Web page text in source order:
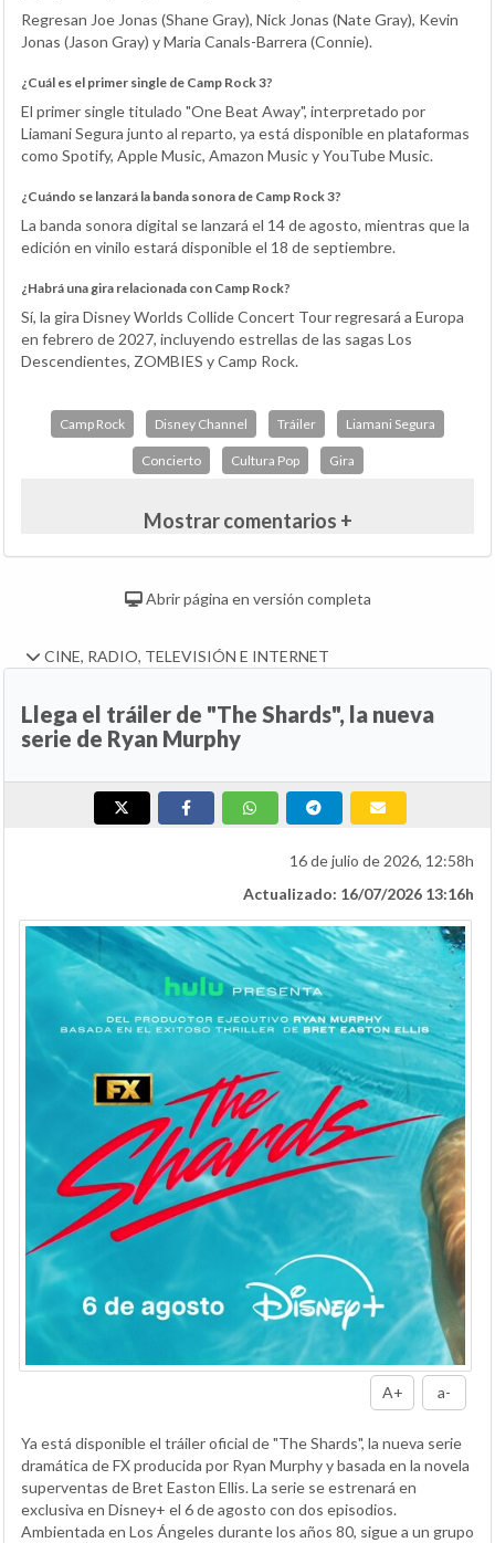
Regresan Joe Jonas (Shane Gray), Nick Jonas (Nate Gray), Kevin
Jonas (Jason Gray) y Maria Canals-Barrera (Connie).
¿Cuál es el primer single de Camp Rock 3?
El primer single titulado "One Beat Away", interpretado por
Liamani Segura junto al reparto, ya está disponible en plataformas
como Spotify, Apple Music, Amazon Music y YouTube Music.
¿Cuándo se lanzará la banda sonora de Camp Rock 3?
La banda sonora digital se lanzará el 14 de agosto, mientras que la
edición en vinilo estará disponible el 18 de septiembre.
¿Habrá una gira relacionada con Camp Rock?
Sí, la gira Disney Worlds Collide Concert Tour regresará a Europa
en febrero de 2027, incluyendo estrellas de las sagas Los
Descendientes, ZOMBIES y Camp Rock.
Camp Rock Disney Channel Tráiler Liamani Segura
Concierto Cultura Pop Gira
Mostrar comentarios +
Abrir página en versión completa
CINE, RADIO, TELEVISIÓN E INTERNET
Llega el tráiler de "The Shards", la nueva
serie de Ryan Murphy
16 de julio de 2026, 12:58h
Actualizado: 16/07/2026 13:16h
A+ a-
Ya está disponible el tráiler oficial de "The Shards", la nueva serie
dramática de FX producida por Ryan Murphy y basada en la novela
superventas de Bret Easton Ellis. La serie se estrenará en
exclusiva en Disney+ el 6 de agosto con dos episodios.
Ambientada en Los Ángeles durante los años 80, sigue a un grupo